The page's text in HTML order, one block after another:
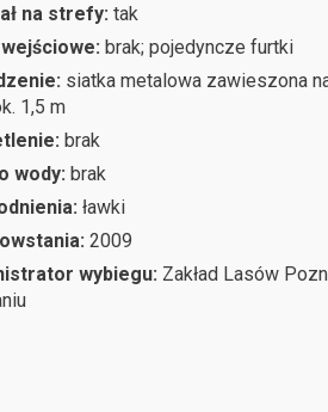
na strefy:tak
wejściowe:brak; pojedyncze furtki
siatka metalowa zawieszona
1,5 m
brak
wody:brak
ławki
2009
wybiegu: Zakład Lasów